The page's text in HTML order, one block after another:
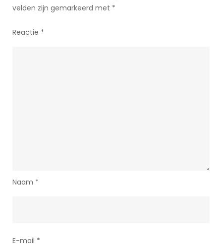
velden zijn gemarkeerd met *
Reactie *
Naam *
E-mail *